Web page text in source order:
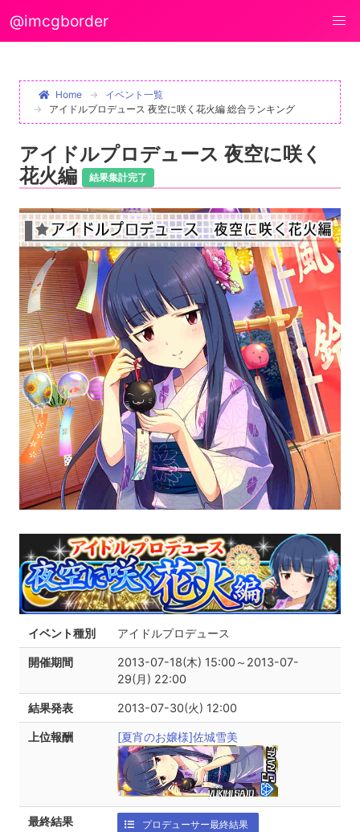
@imcgborder
Home
イベント一覧
アイドルプロデュース 夜空に咲く花火編 総合ランキング
アイドルプロデュース 夜空に咲く
花火編
結果集計完了
イベント種別 アイドルプロデュース
開催期間
2013-07-18(木) 15:00～2013-07-
29(月) 22:00
結果発表 2013-07-30(火) 12:00
上位報酬 [夏宵のお嬢様]佐城雪美
最終結果 プロデューサー最終結果